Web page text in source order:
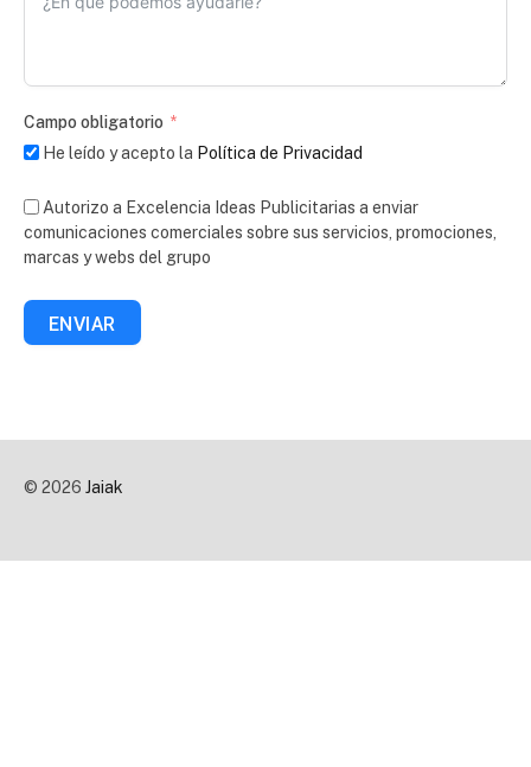
Campo obligatorio
He leído y acepto la Política de Privacidad
Autorizo a Excelencia Ideas Publicitarias a enviar
comunicaciones comerciales sobre sus servicios, promociones,
marcas y webs del grupo
ENVIAR
© 2026 Jaiak